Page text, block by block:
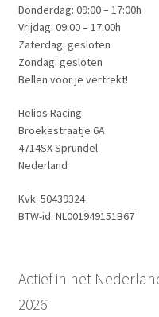
Donderdag: 09:00 – 17:00h
Vrijdag: 09:00 – 17:00h
Zaterdag: gesloten
Zondag: gesloten
Bellen voor je vertrekt!
Helios Racing
Broekestraatje 6A
4714SX Sprundel
Nederland
Kvk: 50439324
BTW-id: NL001949151B67
Actief in het
2026